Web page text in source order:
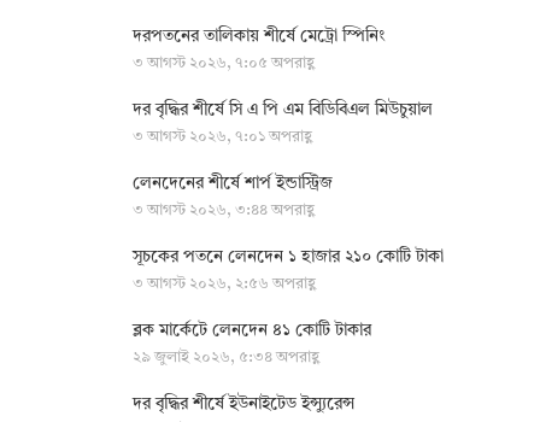
দরপতনের তালিকায় শীর্ষে মেট্রো স্পিনিং
৩ আগস্ট ২০২৬, ৭:০৫ অপরাহ্ণ
দর বৃদ্ধির শীর্ষে সি এ পি এম বিডিবিএল মিউচুয়াল
৩ আগস্ট ২০২৬, ৭:০১ অপরাহ্ণ
লেনদেনের শীর্ষে শার্প ইন্ডাস্ট্রিজ
৩ আগস্ট ২০২৬, ৩:৪৪ অপরাহ্ণ
সূচকের পতনে লেনদেন ১ হাজার ২১০ কোটি টাকা
৩ আগস্ট ২০২৬, ২:৫৬ অপরাহ্ণ
ব্লক মার্কেটে লেনদেন ৪১ কোটি টাকার
২৯ জুলাই ২০২৬, ৫:৩৪ অপরাহ্ণ
দর বৃদ্ধির শীর্ষে ইউনাইটেড ইন্স্যুরেন্স